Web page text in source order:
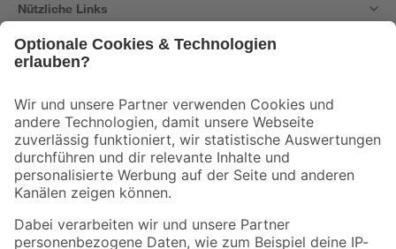
Nützliche Links
Der toom Newsletter: Keine Angebote und Aktionen mehr verpassen!
Zur Newsletter Anmeldung
Folge uns